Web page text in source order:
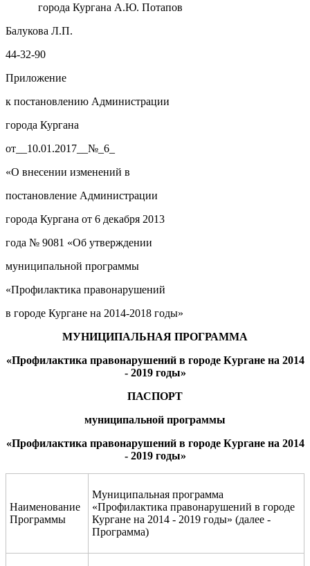
города Кургана А.Ю. Потапов
Балукова Л.П.
44-32-90
Приложение
к постановлению Администрации
города Кургана
от__10.01.2017__№_6_
«О внесении изменений в
постановление Администрации
города Кургана от 6 декабря 2013
года № 9081 «Об утверждении
муниципальной программы
«Профилактика правонарушений
в городе Кургане на 2014-2018 годы»
МУНИЦИПАЛЬНАЯ ПРОГРАММА
«Профилактика правонарушений в городе Кургане на 2014
- 2019годы»
ПАСПОРТ
муниципальной программы
«Профилактика правонарушений в городе Кургане на 2014
- 2019годы»
Наименование
Программы
Муниципальная программа
«Профилактика правонарушений в городе
Кургане на 2014 - 2019 годы» (далее -
Программа)